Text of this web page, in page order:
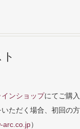
インショップにてご購入
ただく場合、初回の
arc.co.jp）